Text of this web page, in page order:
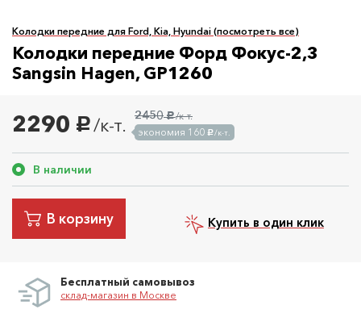
Колодки передние для Ford, Kia, Hyundai (посмотреть все)
Колодки передние Форд Фокус-2,3
Sangsin Hagen, GP1260
2290 руб. /к-т. 2450руб./к-т.
экономия 160 руб./к-т.
В наличии
В корзину Купить в один клик
Бесплатный самовывоз
склад-магазин в Москве